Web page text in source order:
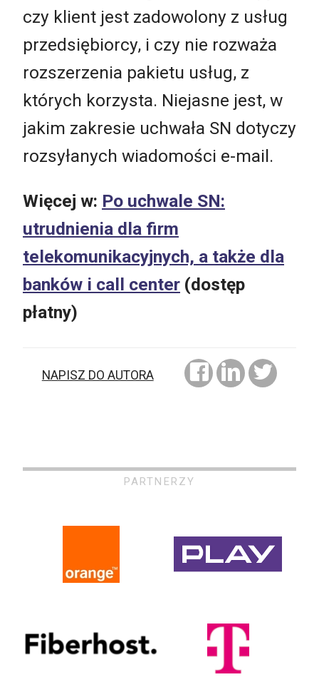
czy klient jest zadowolony z usług
przedsiębiorcy, i czy nie rozważa
rozszerzenia pakietu usług, z
których korzysta. Niejasne jest, w
jakim zakresie uchwała SN dotyczy
rozsyłanych wiadomości e-mail.
Więcej w: Po uchwale SN:
utrudnienia dla firm
telekomunikacyjnych, a także dla
banków i call center (dostęp
płatny)
NAPISZ DO AUTORA
PARTNERZY